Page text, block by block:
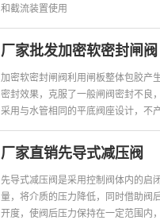
和截流装置使用
厂家批发加密软密封闸阀
加密软密封闸阀利用闸板整体包胶产
密封效果，克服了一般闸阀密封不良
采用与水管相同的平底阀座设计，不
锈，不但可供生活用...
厂家直销先导式减压阀
先导式减压阀是采用控制阀体内的启
量，将介质的压力降低，同时借助阀
开度，使阀后压力保持在一定范围内